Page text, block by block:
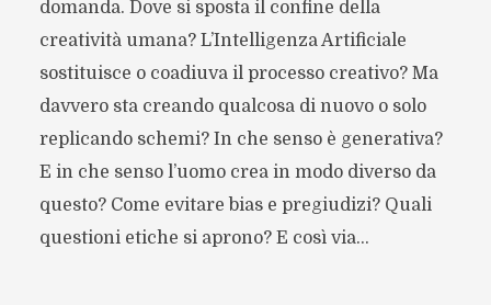
domanda. Dove si sposta il confine della
creatività umana? L’Intelligenza Artificiale
sostituisce o coadiuva il processo creativo? Ma
davvero sta creando qualcosa di nuovo o solo
replicando schemi? In che senso è generativa?
E in che senso l’uomo crea in modo diverso da
questo? Come evitare bias e pregiudizi? Quali
questioni etiche si aprono? E così via…